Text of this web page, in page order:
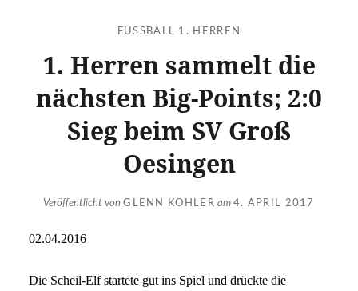
FUSSBALL 1. HERREN
1. Herren sammelt die
nächsten Big-Points; 2:0
Sieg beim SV Groß
Oesingen
Veröffentlicht vonGLENN KÖHLER am 4. APRIL 2017
02.04.2016
Die Scheil-Elf startete gut ins Spiel und drückte die